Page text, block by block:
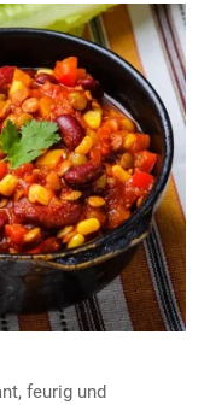
feurig und